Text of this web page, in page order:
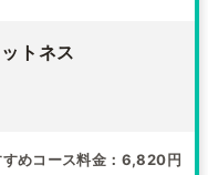
トネス
すめコース料金 6,820円